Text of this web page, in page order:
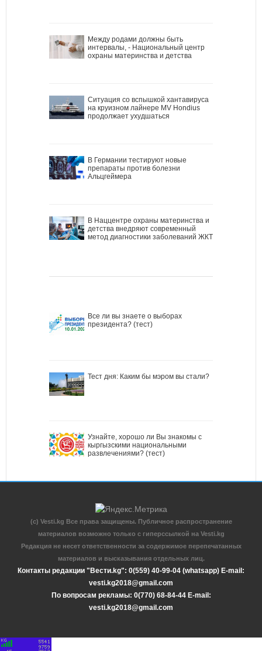
Между родами должны быть
интервалы, - Национальный центр
охраны материнства и детства
Ситуация со вспышкой хантавируса
на круизном лайнере MV Hondius
продолжает ухудшаться
В Германии тестируют новые
препараты против болезни
Альцгеймера
В Наццентре охраны материнства и
детства внедряют современный
метод диагностики заболеваний ЖКТ
Все ли вы знаете о выборах
президента? (тест)
Тест дня: Каким бы мэром вы стали?
Узнайте, хорошо ли Вы знакомы с
кыргызскими национальными
развлечениями? (тест)
(c) Vesti.kg Все права защищены. Публичное распространение
материалов возможно только с гиперссылкой на Vesti.kg
Редакция не несет ответственности за содержимое перепечатанных
материалов и высказывания отдельных лиц.
Контакты редакции "Вести.kg": 0(559) 40-99-04 (whatsapp) E-mail:
vesti.kg2018@gmail.com
По вопросам рекламы: 0(770) 68-84-44 E-mail:
vesti.kg2018@gmail.com